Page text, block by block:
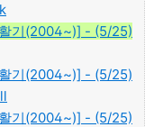
기(2004~)] - (5/25)
기(2004~)] - (5/25)
기(2004~)] - (5/25)